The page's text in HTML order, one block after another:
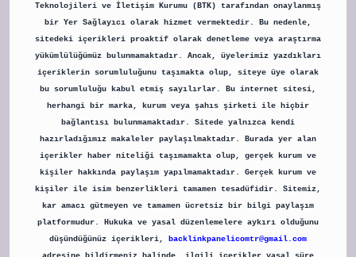
Teknolojileri ve İletişim Kurumu (BTK) tarafından onaylanmış
bir Yer Sağlayıcı olarak hizmet vermektedir. Bu nedenle,
sitedeki içerikleri proaktif olarak denetleme veya araştırma
yükümlülüğümüz bulunmamaktadır. Ancak, üyelerimiz yazdıkları
içeriklerin sorumluluğunu taşımakta olup, siteye üye olarak
bu sorumluluğu kabul etmiş sayılırlar. Bu internet sitesi,
herhangi bir marka, kurum veya şahıs şirketi ile hiçbir
bağlantısı bulunmamaktadır. Sitede yalnızca kendi
hazırladığımız makaleler paylaşılmaktadır. Burada yer alan
içerikler haber niteliği taşımamakta olup, gerçek kurum ve
kişiler hakkında paylaşım yapılmamaktadır. Gerçek kurum ve
kişiler ile isim benzerlikleri tamamen tesadüfidir. Sitemiz,
kar amacı gütmeyen ve tamamen ücretsiz bir bilgi paylaşım
platformudur. Hukuka ve yasal düzenlemelere aykırı olduğunu
düşündüğünüz içerikleri,
backlinkpanelicomtr@gmail.com